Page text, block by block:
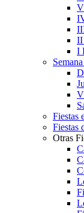
II
I
Fiestas
Fiestas
Otras